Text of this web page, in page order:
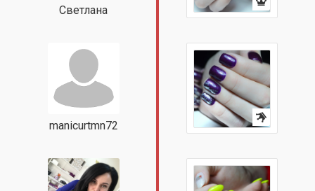
Светлана
manicurtmn72